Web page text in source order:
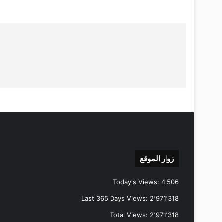
زوار الموقع
Today's Views: 4٬506
Last 365 Days Views: 2٬971٬318
Total Views: 2٬971٬318